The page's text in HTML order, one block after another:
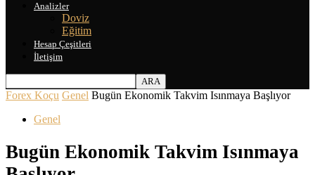
Analizler
Doviz
Eğitim
Hesap Çeşitleri
İletişim
Forex Koçu Genel Bugün Ekonomik Takvim Isınmaya Başlıyor
Genel
Bugün Ekonomik Takvim Isınmaya